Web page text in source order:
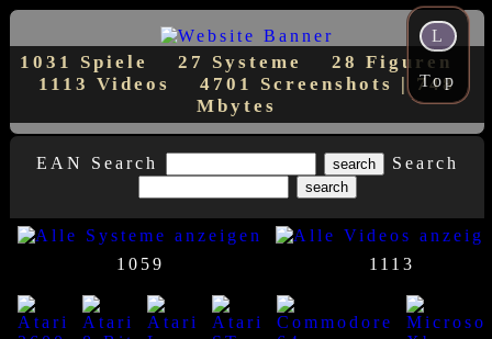
1031 Spiele 27 Systeme
28 Figuren
1113 Videos
4701 Screenshots | 748
Mbytes
EAN Search Search
1059 1113
L
Top